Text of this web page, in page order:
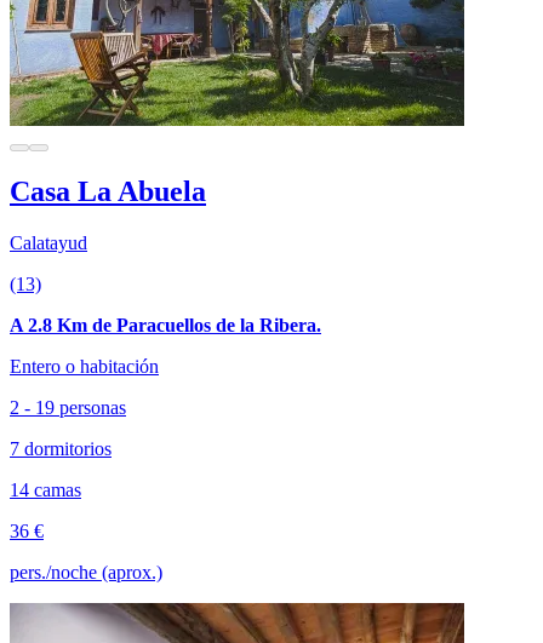
Casa La Abuela
Calatayud
(13)
A 2.8 Km de Paracuellos de la Ribera.
Entero o habitación
2 - 19 personas
7 dormitorios
14 camas
36 €
pers./noche (aprox.)